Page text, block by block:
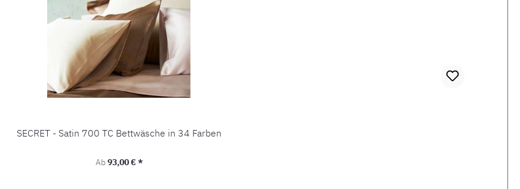
SECRET - Satin 700 TC Bettwäsche in 34 Farben
Regulärer Preis:
Ab93,00 € *